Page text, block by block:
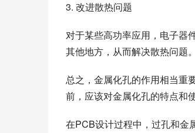
3. 改进散热问题
对于某些高功率应用，电子器
其他地方，从而解决散热问题。
总之，金属化孔的作用相当重
前，应该对金属化孔的特点和
在PCB设计过程中，过孔和金